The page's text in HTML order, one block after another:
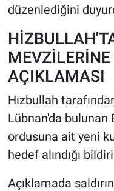
düzenlediğini
AÇIKLAMASI
Hizbullah
Lübnan'da bulunan
ordusuna ait yeni
hedef alındığı
Açıklamada
SPOR
MAGAZİN
Bilim, Teknoloji